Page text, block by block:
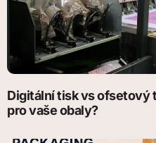
Digitální tisk vs ofsetový
pro vaše obaly?